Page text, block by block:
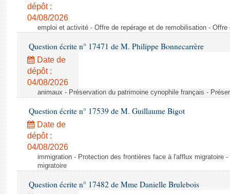
dépôt :
04/08/2026
emploi et activité - Offre de repérage et de remobilisation -
Question écrite n° 17471 de M. Philippe Bonnecarrère
Date de
dépôt :
04/08/2026
animaux - Préservation du patrimoine cynophile français -
Question écrite n° 17539 de M. Guillaume Bigot
Date de
dépôt :
04/08/2026
immigration - Protection des frontières face à l'afflux migratoire
migratoire
Question écrite n° 17482 de Mme Danielle Brulebois